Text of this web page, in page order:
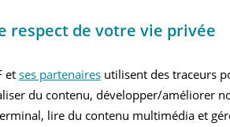
- 170 ch
respect de votre vie privée
et ses partenairesutilisent des traceurs
du contenu, développer/améliorer
lire du contenu multimédia et